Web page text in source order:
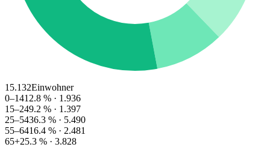
15.132Einwohner
0–1412.8 % · 1.936
15–249.2 % · 1.397
25–5436.3 % · 5.490
55–6416.4 % · 2.481
65+25.3 % · 3.828